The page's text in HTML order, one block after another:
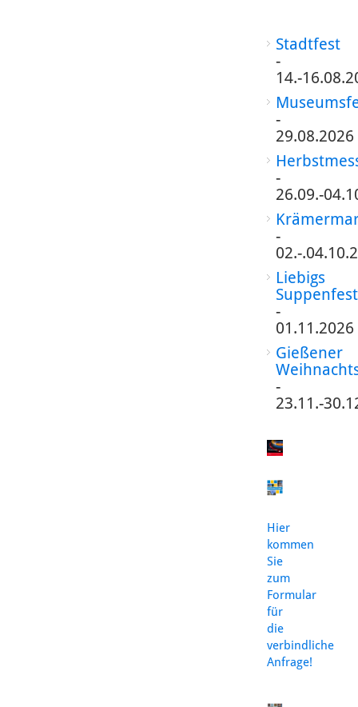
Stadtfest
-
14.-
-
29.08.2026
-
26.09.-
-
02.-
Liebigs
Suppenfest
-
01.11.2026
Gießener
-
23.11.-
Hier
kommen
Sie
zum
Formular
für
die
verbindliche
Anfrage!